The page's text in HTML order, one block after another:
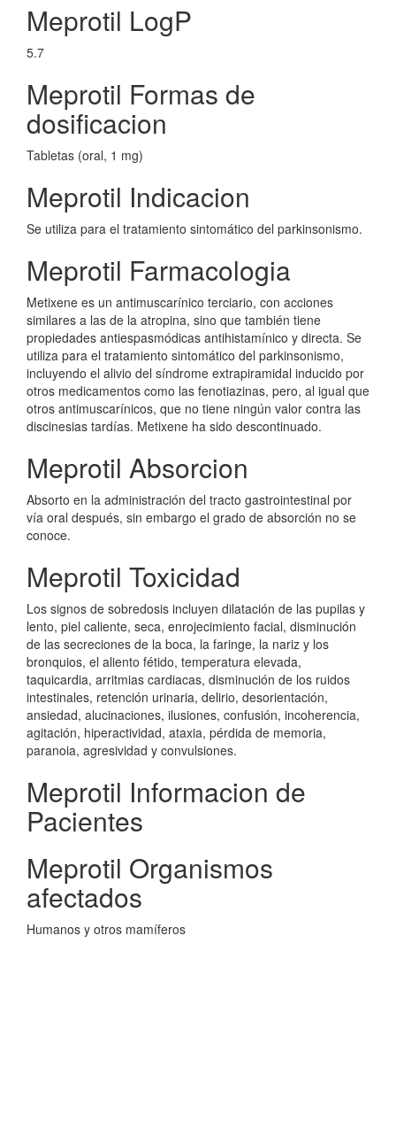
Meprotil LogP
5.7
Meprotil Formas de
dosificacion
Tabletas (oral, 1 mg)
Meprotil Indicacion
Se utiliza para el tratamiento sintomático del parkinsonismo.
Meprotil Farmacologia
Metixene es un antimuscarínico terciario, con acciones
similares a las de la atropina, sino que también tiene
propiedades antiespasmódicas antihistamínico y directa. Se
utiliza para el tratamiento sintomático del parkinsonismo,
incluyendo el alivio del síndrome extrapiramidal inducido por
otros medicamentos como las fenotiazinas, pero, al igual que
otros antimuscarínicos, que no tiene ningún valor contra las
discinesias tardías. Metixene ha sido descontinuado.
Meprotil Absorcion
Absorto en la administración del tracto gastrointestinal por
vía oral después, sin embargo el grado de absorción no se
conoce.
Meprotil Toxicidad
Los signos de sobredosis incluyen dilatación de las pupilas y
lento, piel caliente, seca, enrojecimiento facial, disminución
de las secreciones de la boca, la faringe, la nariz y los
bronquios, el aliento fétido, temperatura elevada,
taquicardia, arritmias cardiacas, disminución de los ruidos
intestinales, retención urinaria, delirio, desorientación,
ansiedad, alucinaciones, ilusiones, confusión, incoherencia,
agitación, hiperactividad, ataxia, pérdida de memoria,
paranoia, agresividad y convulsiones.
Meprotil Informacion de
Pacientes
Meprotil Organismos
afectados
Humanos y otros mamíferos